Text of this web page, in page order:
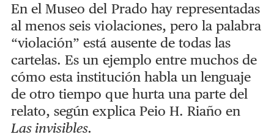
En el Museo del Prado hay representadas
al menos seis violaciones, pero la palabra
“violación” está ausente de todas las
cartelas. Es un ejemplo entre muchos de
cómo esta institución habla un lenguaje
de otro tiempo que hurta una parte del
relato, según explica Peio H. Riaño en
Las invisibles.